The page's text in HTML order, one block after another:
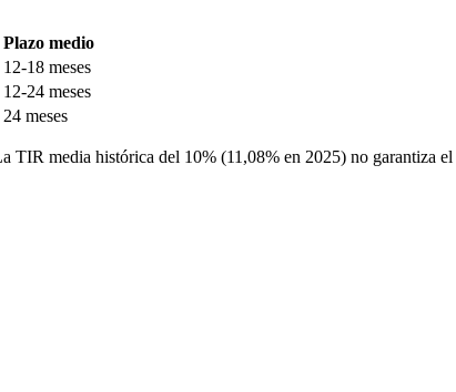
Plazo medio
12-18 meses
12-24 meses
24 meses
media histórica del 10% (11,08% en 2025) no garantiza